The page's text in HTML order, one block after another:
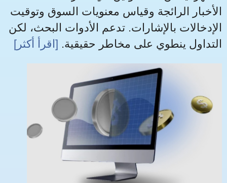
الأخبار الرائجة وقياس معنويات السوق وتوقيت
الإدخالات بالإشارات. تدعم الأدوات البحث، لكن
التداول ينطوي على مخاطر حقيقية. [اقرأ أكثر]